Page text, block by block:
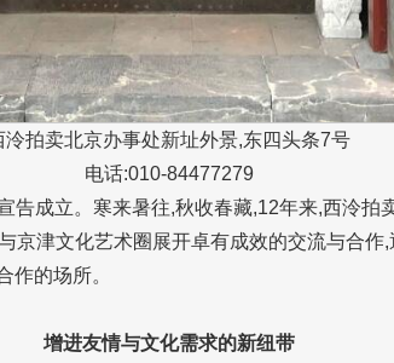
泠拍卖北京办事处新址外景,东四头条7号
电话:010-84477279
告成立。寒来暑往,秋收春藏,12年来,西泠拍
京津文化艺术圈展开卓有成效的交流与合作
作的场所。
增进友情与文化需求的新纽带